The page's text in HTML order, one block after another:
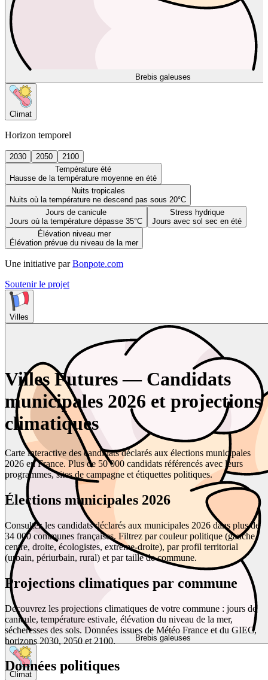
Brebis galeuses
Climat
Horizon temporel
2030 2050
2100
Température été
Hausse de la température moyenne en été
Nuits tropicales
Nuits où la température ne descend pas sous 20°C
Jours de canicule
Jours où la température dépasse 35°C
Stress hydrique
Jours avec sol sec en été
Élévation niveau mer
Élévation prévue du niveau de la mer
Une initiative par Bonpote.com
Soutenir le projet
Villes
Brebis galeuses
Climat
Villes Futures — Candidats
municipales 2026 et projections
climatiques
Carte interactive des candidats déclarés aux élections municipales
2026 en France. Plus de 50 000 candidats référencés avec leurs
programmes, sites de campagne et étiquettes politiques.
Élections municipales 2026
Consultez les candidats déclarés aux municipales 2026 dans plus de
34 000 communes françaises. Filtrez par couleur politique (gauche,
centre, droite, écologistes, extrême-droite), par profil territorial
(urbain, périurbain, rural) et par taille de commune.
Projections climatiques par commune
Découvrez les projections climatiques de votre commune : jours de
canicule, température estivale, élévation du niveau de la mer,
sécheresses des sols. Données issues de Météo France et du GIEC,
horizons 2030, 2050 et 2100.
Données politiques